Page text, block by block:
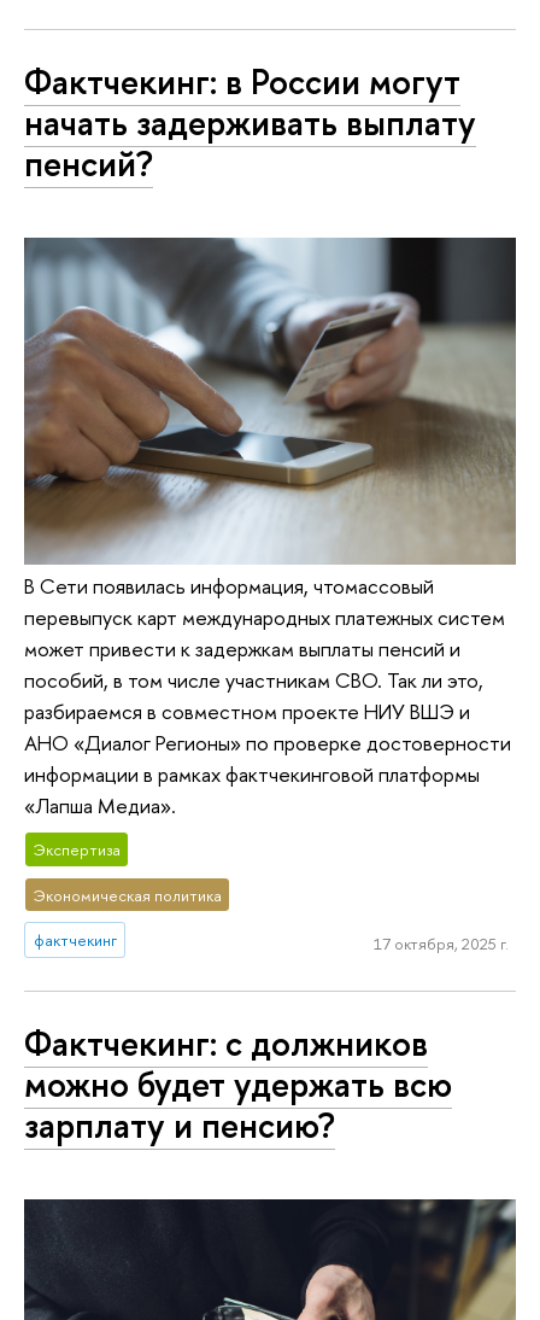
Фактчекинг: в России могут
начать задерживать выплату
пенсий?
В Сети появилась информация, чтомассовый
перевыпуск карт международных платежных систем
может привести к задержкам выплаты пенсий и
пособий, в том числе участникам СВО. Так ли это,
разбираемся в совместном проекте НИУ ВШЭ и
АНО «Диалог Регионы» по проверке достоверности
информации в рамках фактчекинговой платформы
«Лапша Медиа».
Экспертиза
Экономическая политика
фактчекинг 17 октября, 2025 г.
Фактчекинг: с должников
можно будет удержать всю
зарплату и пенсию?